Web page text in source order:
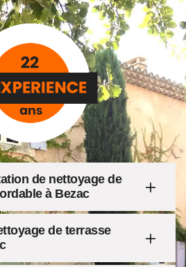
de nettoyage de
à Bezac
de terrasse